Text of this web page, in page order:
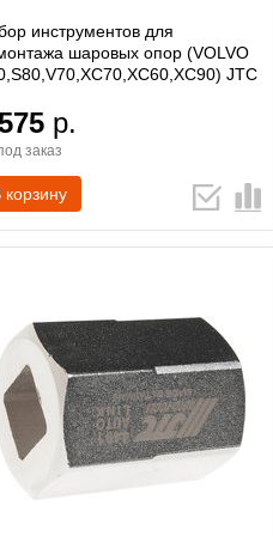
инструментов для
шаровых опор (VOLVO
JTC
р.
заказ
корзину